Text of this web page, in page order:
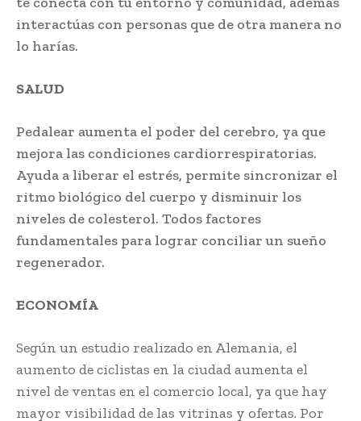
interactúas con personas que de otra manera no
lo harías.
SALUD
Pedalear aumenta el poder del cerebro, ya que
mejora las condiciones cardiorrespiratorias.
Ayuda a liberar el estrés, permite sincronizar el
ritmo biológico del cuerpo y disminuir los
niveles de colesterol. Todos factores
fundamentales para lograr conciliar un sueño
regenerador.
ECONOMÍA
Según un estudio realizado en Alemania, el
aumento de ciclistas en la ciudad aumenta el
nivel de ventas en el comercio local, ya que hay
mayor visibilidad de las vitrinas y ofertas. Por